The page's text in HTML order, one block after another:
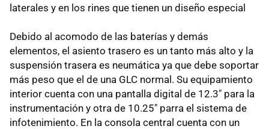
laterales y en los rines que tienen un diseño especial
Debido al acomodo de las baterías y demás
elementos, el asiento trasero es un tanto más alto y la
suspensión trasera es neumática ya que debe soportar
más peso que el de una GLC normal. Su equipamiento
interior cuenta con una pantalla digital de 12.3" para la
instrumentación y otra de 10.25" parra el sistema de
infotenimiento. En la consola central cuenta con un